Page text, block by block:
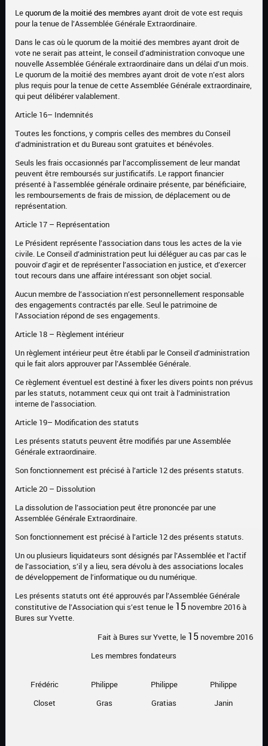
Lequorum de la moitié des membres ayant droit de vote est requis
pour la tenue de l’Assemblée Générale Extraordinaire.
Dans le cas où le quorum de la moitié des membres ayant droit de
vote ne serait pas atteint, le conseil d’administration convoque une
nouvelle Assemblée Générale extraordinaire dans un délai d’un mois.
Le quorum de la moitié des membres ayant droit de vote n’est alors
plus requis pour la tenue de cette Assemblée Générale extraordinaire,
qui peut délibérer valablement.
Article 16– Indemnités
Toutes les fonctions, y compris celles des membres du Conseil
d’administration et du Bureau sont gratuites et bénévoles.
Seuls les frais occasionnés par l’accomplissement de leur mandat
peuvent être remboursés sur justificatifs. Le rapport financier
présenté à l’assemblée générale ordinaire présente, par bénéficiaire,
les remboursements de frais de mission, de déplacement ou de
représentation.
Article 17 – Représentation
Le Président représente l’association dans tous les actes de la vie
civile. Le Conseil d’administration peut lui déléguer au cas par cas le
pouvoir d’agir et de représenter l’association en justice, et d’exercer
tout recours dans une affaire intéressant son objet social.
Aucun membre de l’association n’est personnellement responsable
des engagements contractés par elle. Seul le patrimoine de
l’Association répond de ses engagements.
Article 18 – Règlement intérieur
Un règlement intérieur peut être établi par le Conseil d’administration
qui le fait alors approuver par l’Assemblée Générale.
Ce règlement éventuel est destiné à fixer les divers points non prévus
par les statuts, notamment ceux qui ont trait à l’administration
interne de l’association.
Article 19– Modification des statuts
Les présents statuts peuvent être modifiés par une Assemblée
Générale extraordinaire.
Son fonctionnement est précisé à l’article 12 des présents statuts.
Article 20 – Dissolution
La dissolution de l’association peut être prononcée par une
Assemblée Générale Extraordinaire.
Son fonctionnement est précisé à l’article 12 des présents statuts.
Un ou plusieurs liquidateurs sont désignés par l’Assemblée et l’actif
de l’association, s’il y a lieu, sera dévolu à des associations locales
de développement de l’informatique ou du numérique.
Les présents statuts ont été approuvés par l’Assemblée Générale
constitutive de l’Association qui s’est tenue le 15novembre 2016 à
Bures sur Yvette.
Fait à Bures sur Yvette, le 15 novembre 2016
Les membres fondateurs
Frédéric
Closet
Philippe
Gras
Philippe
Gratias
Philippe
Janin